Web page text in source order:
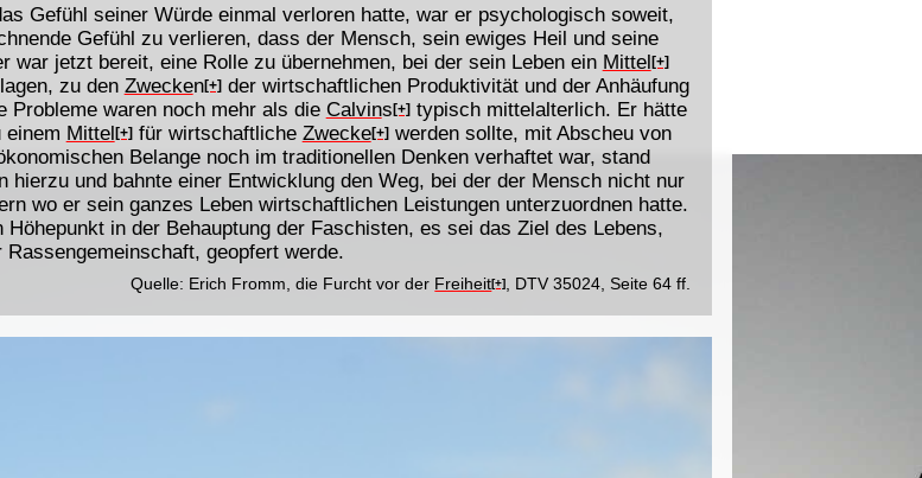
Gefühl seiner Würde einmal verloren hatte, war er psychologisch soweit,
Gefühl zu verlieren, dass der Mensch, sein ewiges Heil und seine
war jetzt bereit, eine Rolle zu übernehmen, bei der sein Leben ein Mittel [+]
zu den Zwecken[+]der wirtschaftlichen Produktivität und der Anhäufung
Probleme waren noch mehr als die Calvins [+]typisch mittelalterlich. Er hätte
einem Mittel [+]für wirtschaftliche Zwecke[+]werden sollte, mit Abscheu von
Belange noch im traditionellen Denken verhaftet war, stand
und bahnte einer Entwicklung den Weg, bei der der Mensch nicht nur
wo er sein ganzes Leben wirtschaftlichen Leistungen unterzuordnen hatte.
in der Behauptung der Faschisten, es sei das Ziel des Lebens,
geopfert werde.
Quelle: Erich Fromm, die Furcht vor der Freiheit[+] , DTV 35024, Seite 64 ff.